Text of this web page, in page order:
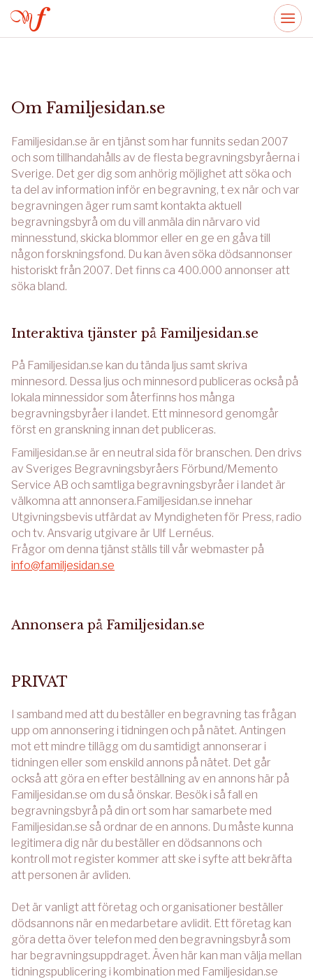
Om Familjesidan.se
Familjesidan.se är en tjänst som har funnits sedan 2007
och som tillhandahålls av de flesta begravningsbyråerna i
Sverige. Det ger dig som anhörig möjlighet att söka och
ta del av information inför en begravning, t ex när och var
begravningen äger rum samt kontakta aktuell
begravningsbyrå om du vill anmäla din närvaro vid
minnesstund, skicka blommor eller en ge en gåva till
någon forskningsfond. Du kan även söka dödsannonser
historiskt från 2007. Det finns ca 400.000 annonser att
söka bland.
Interaktiva tjänster på Familjesidan.se
På Familjesidan.se kan du tända ljus samt skriva
minnesord. Dessa ljus och minnesord publiceras också på
lokala minnessidor som återfinns hos många
begravningsbyråer i landet. Ett minnesord genomgår
först en granskning innan det publiceras.
Familjesidan.se är en neutral sida för branschen. Den drivs
av Sveriges Begravningsbyråers Förbund/Memento
Service AB och samtliga begravningsbyråer i landet är
välkomna att annonsera.Familjesidan.se innehar
Utgivningsbevis utfärdat av Myndigheten för Press, radio
och tv. Ansvarig utgivare är Ulf Lernéus.
Frågor om denna tjänst ställs till vår webmaster på
info@familjesidan.se
Annonsera på Familjesidan.se
PRIVAT
I samband med att du beställer en begravning tas frågan
upp om annonsering i tidningen och på nätet. Antingen
mot ett mindre tillägg om du samtidigt annonserar i
tidningen eller som enskild annons på nätet. Det går
också att göra en efter beställning av en annons här på
Familjesidan.se om du så önskar. Besök i så fall en
begravningsbyrå på din ort som har samarbete med
Familjesidan.se så ordnar de en annons. Du måste kunna
legitimera dig när du beställer en dödsannons och
kontroll mot register kommer att ske i syfte att bekräfta
att personen är avliden.
Det är vanligt att företag och organisationer beställer
dödsannons när en medarbetare avlidit. Ett företag kan
göra detta över telefon med den begravningsbyrå som
har begravningsuppdraget. Även här kan man välja mellan
tidningspublicering i kombination med Familjesidan.se